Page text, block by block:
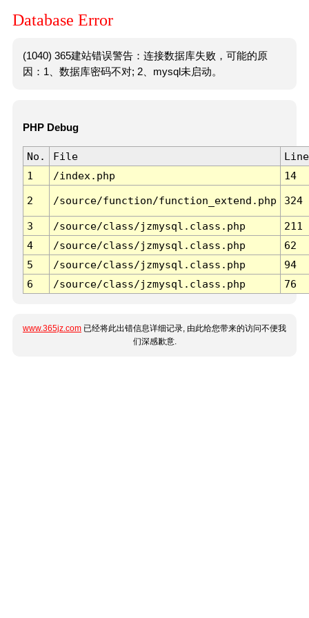
Database Error
(1040) 365建站错误警告：连接数据库失败，可能的原
因：1、数据库密码不对; 2、mysql未启动。
PHP Debug
No. File
Line
1
/index.php 14
2 /source/function/function_extend.php 324
3 /source/class/jzmysql.class.php
211
4
/source/class/jzmysql.class.php
62
5
/source/class/jzmysql.class.php
94
6
/source/class/jzmysql.class.php 76
www.365jz.com 已经将此出错信息详细记录, 由此给您带来的访问不便我
们深感歉意.